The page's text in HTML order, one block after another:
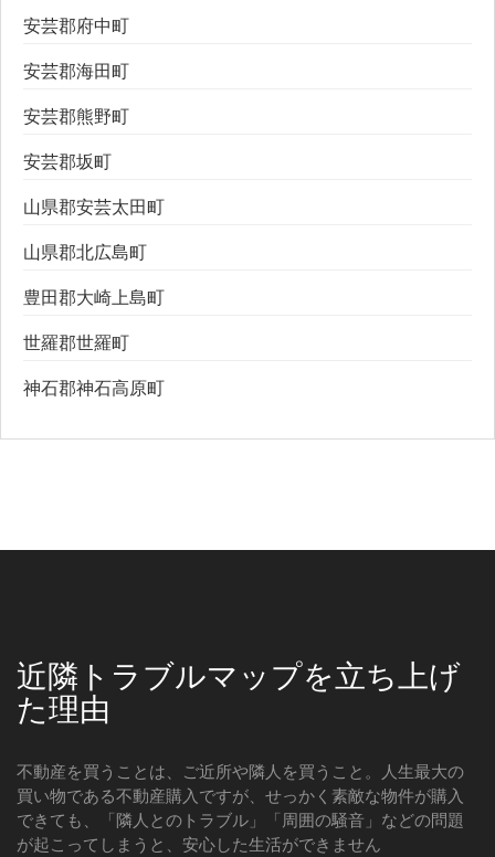
安芸郡府中町
安芸郡海田町
安芸郡熊野町
安芸郡坂町
山県郡安芸太田町
山県郡北広島町
豊田郡大崎上島町
世羅郡世羅町
神石郡神石高原町
近隣トラブルマップを立ち上げ
た理由
不動産を買うことは、ご近所や隣人を買うこと。人生最大の
買い物である不動産購入ですが、せっかく素敵な物件が購入
できても、「隣人とのトラブル」「周囲の騒音」などの問題
が起こってしまうと、安心した生活ができません